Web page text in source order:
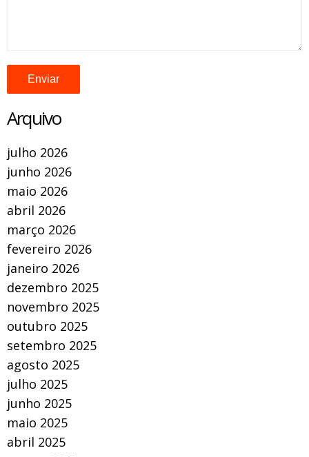
Arquivo
julho 2026
junho 2026
maio 2026
abril 2026
março 2026
fevereiro 2026
janeiro 2026
dezembro 2025
novembro 2025
outubro 2025
setembro 2025
agosto 2025
julho 2025
junho 2025
maio 2025
abril 2025